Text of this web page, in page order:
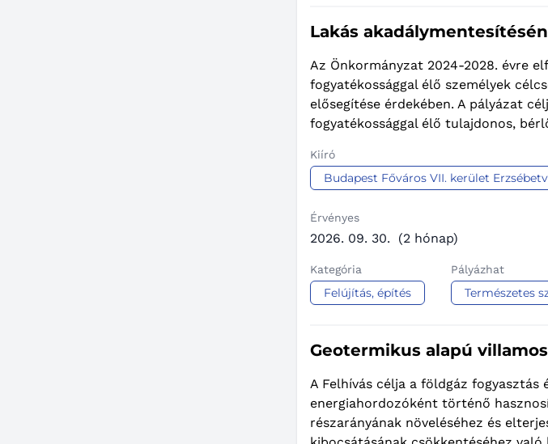
Lakás
Az Önkormányzat 2024-2028. évre
fogyatékossággal élő személyek
elősegítése érdekében. A pályázat
fogyatékossággal élő tulajdonos,
Kiíró
Budapest Főváros VII. kerület
Érvényes
2026. 09. 30. (2 hónap)
Kategória
Felújítás, építés
Pályázhat
Természetes
Geotermikus alapú
A Felhívás célja a földgáz
energiahordozóként történő
részarányának növeléséhez és